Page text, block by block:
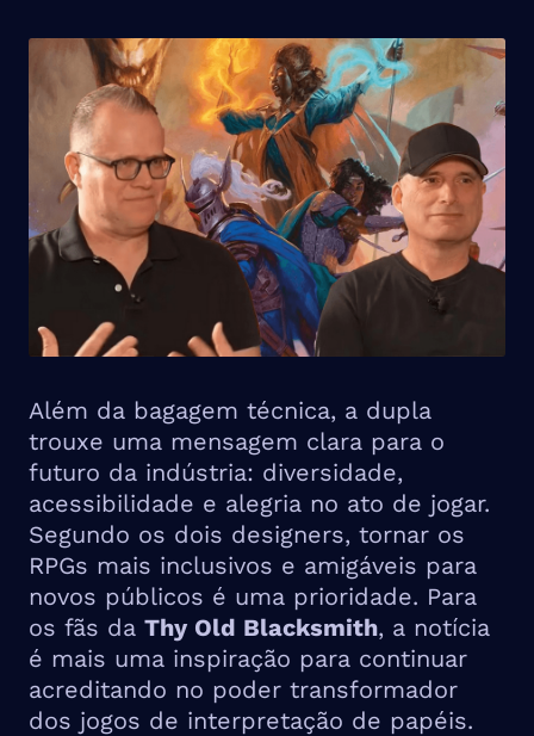
Além da bagagem técnica, a dupla
trouxe uma mensagem clara para o
futuro da indústria: diversidade,
acessibilidade e alegria no ato de jogar.
Segundo os dois designers, tornar os
RPGs mais inclusivos e amigáveis para
novos públicos é uma prioridade. Para
os fãs da Thy Old Blacksmith, a notícia
é mais uma inspiração para continuar
acreditando no poder transformador
dos jogos de interpretação de papéis.